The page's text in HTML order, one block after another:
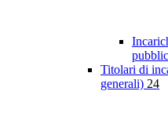
Titolari di
generali) 24